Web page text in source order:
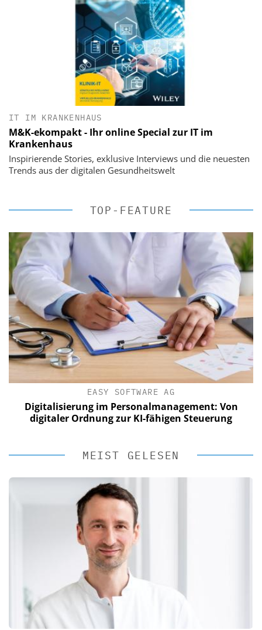
IT IM KRANKENHAUS
M&K-ekompakt - Ihr online Special zur IT im
Krankenhaus
Inspirierende Stories, exklusive Interviews und die neuesten
Trends aus der digitalen Gesundheitswelt
TOP-FEATURE
EASY SOFTWARE AG
Digitalisierung im Personalmanagement: Von
digitaler Ordnung zur KI-fähigen Steuerung
MEIST GELESEN